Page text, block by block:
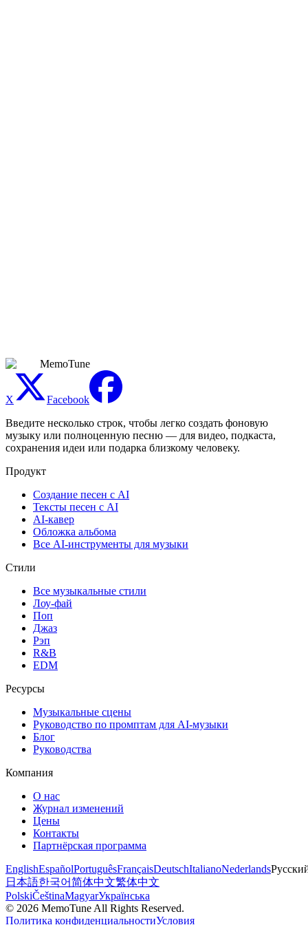
MemoTune
X
Facebook
Введите несколько строк, чтобы легко создать фоновую
музыку или полноценную песню — для видео, подкаста,
сохранения идеи или подарка близкому человеку.
Продукт
Создание песен с AI
Тексты песен с AI
AI-кавер
Обложка альбома
Все AI-инструменты для музыки
Стили
Все музыкальные стили
Лоу-фай
Поп
Джаз
Рэп
R&B
EDM
Ресурсы
Музыкальные сцены
Руководство по промптам для AI-музыки
Блог
Руководства
Компания
О нас
Журнал изменений
Цены
Контакты
Партнёрская программа
EnglishEspañolPortuguêsFrançaisDeutschItalianoNederlands
日本語한국어简体中文繁体中文
PolskiČeštinaMagyarУкраїнська
© 2026 MemoTune All Rights Reserved.
Политика конфиденциальностиУсловия